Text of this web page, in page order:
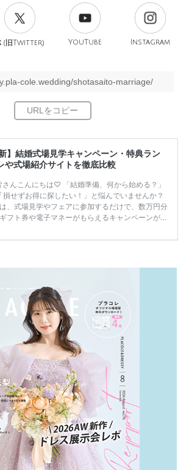
(旧Twitter) YouTube Instagram
cole.wedding/shotasaito-marriage/
】結婚式場見学キャンペーン・特典ラン
や式場紹介サイトを徹底比較
さんこんにちは♡ 「結婚準備、何から始める？」
「損せずお得に探したい！」と悩んでいませんか？
、式場見学やフェアに参加するだけで、数万円分
フト券や電子マネーがもらえるキャンペーンがあ
、比較せずに選ぶと損をしてしまうことも……。
番お得？」「プラコレの特典は？」といった疑問も
解決します。 まずは診断で候補を絞れる「ウェディ
ング診断」か、体験型 […]続きを読む